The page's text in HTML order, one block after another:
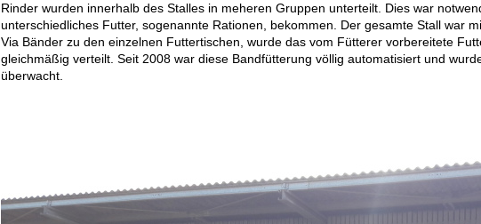
Rinder wurden innerhalb des Stalles in meheren Gruppen unterteilt. Dies war
unterschiedliches Futter, sogenannte Rationen, bekommen. Der gesamte Stall war
Via Bänder zu den einzelnen Futtertischen, wurde das vom Fütterer vorbereitete
gleichmäßig verteilt. Seit 2008 war diese Bandfütterung völlig automatisiert und
überwacht.